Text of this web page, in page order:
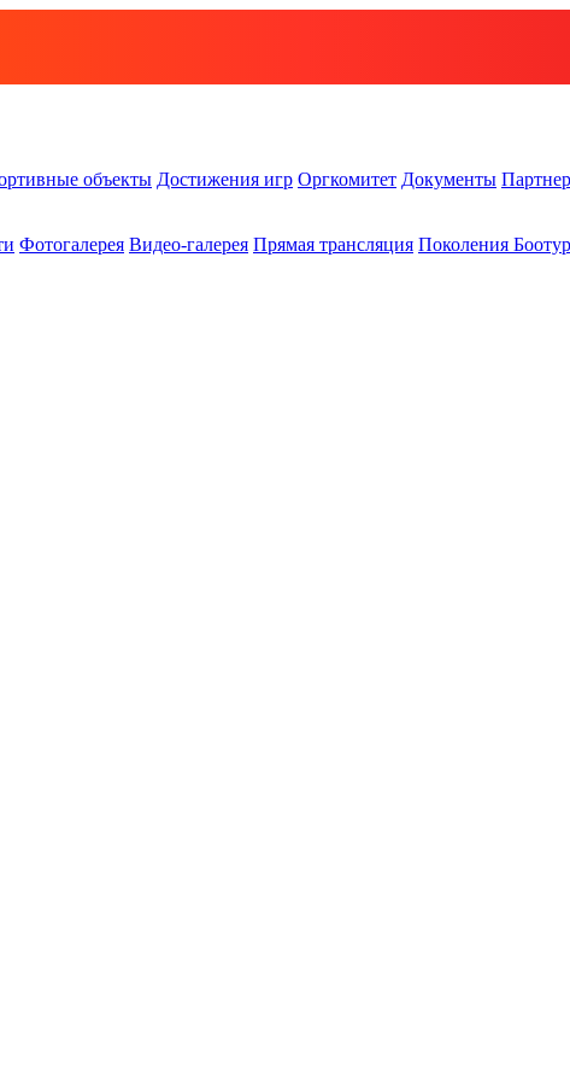
объекты Достижения игр Оргкомитет Документы
Фотогалерея Видео-галерея Прямая трансляция Поколения